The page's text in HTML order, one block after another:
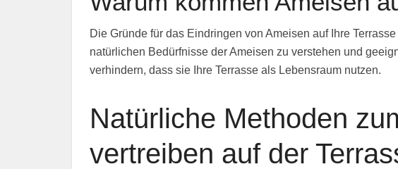
Die Gründe für das Eindringen von Ameisen auf Ihre
natürlichen Bedürfnisse der Ameisen zu verstehen und
verhindern, dass sie Ihre Terrasse als Lebensraum nutzen.
Natürliche Methoden
vertreiben auf der